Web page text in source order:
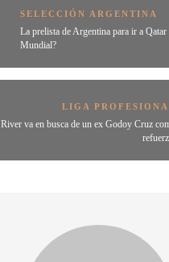
SELECCIÓN ARGENTINA
La prelista de Argentina para ir a
Mundial?
LIGA
River va en busca de un ex Godoy Cruz